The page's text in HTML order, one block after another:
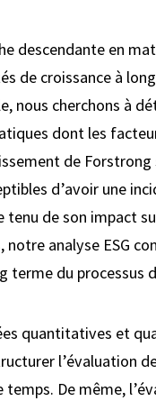
descendante en
de croissance à
nous cherchons à
dont les
de
d’avoir une
de son impact
notre analyse ESG
terme du processus
quantitatives et
l’évaluation
De même,